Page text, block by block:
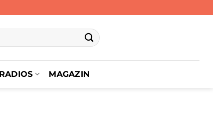
RADIOS MAGAZIN